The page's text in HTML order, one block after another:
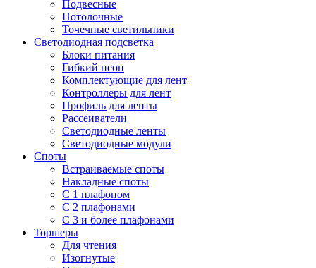
Подвесные
Потолочные
Точечные светильники
Светодиодная подсветка
Блоки питания
Гибкий неон
Комплектующие для лент
Контроллеры для лент
Профиль для ленты
Рассеиватели
Светодиодные ленты
Светодиодные модули
Споты
Встраиваемые споты
Накладные споты
С 1 плафоном
С 2 плафонами
С 3 и более плафонами
Торшеры
Для чтения
Изогнутые